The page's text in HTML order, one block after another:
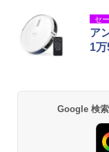
セ
ア
1
Google 検